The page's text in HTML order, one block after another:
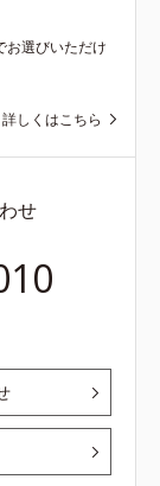
お選びいただけ
詳しくはこちら
せ